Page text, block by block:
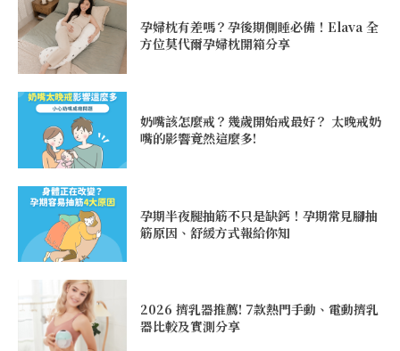
孕婦枕有差嗎？孕後期側睡必備！Elava 全
方位莫代爾孕婦枕開箱分享
奶嘴該怎麼戒？幾歲開始戒最好？ 太晚戒奶
嘴的影響竟然這麼多!
孕期半夜腿抽筋不只是缺鈣！孕期常見腳抽
筋原因、舒緩方式報給你知
2026 擠乳器推薦! 7款熱門手動、電動擠乳
器比較及實測分享